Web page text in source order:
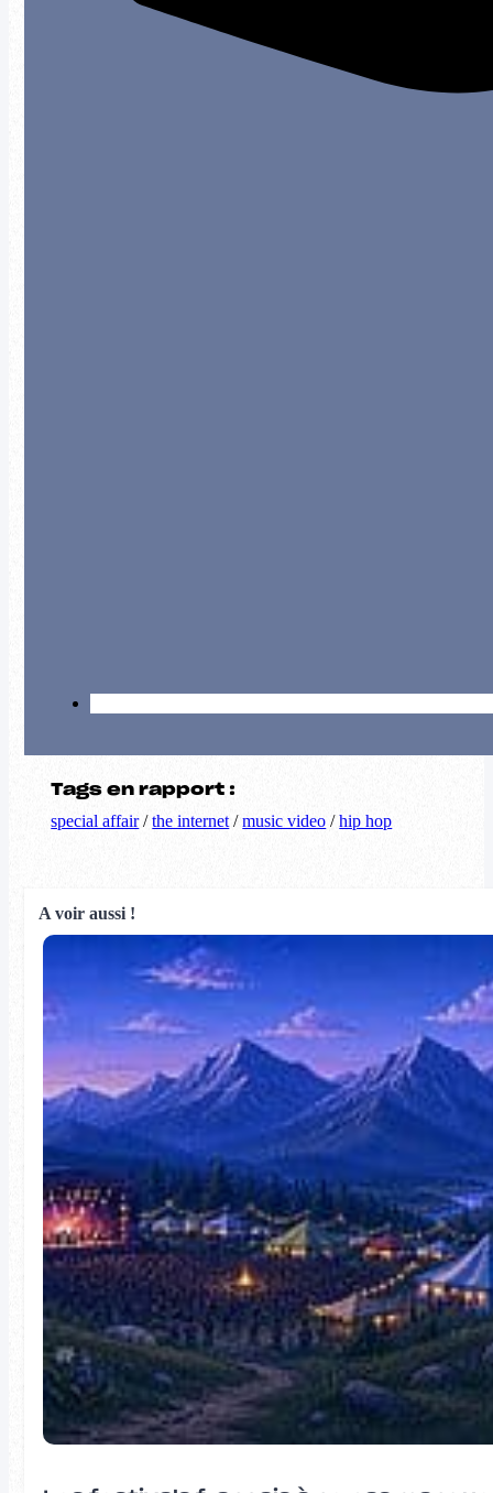
Tags en rapport :
special affair/the internet/music video /hip hop
A voir aussi !